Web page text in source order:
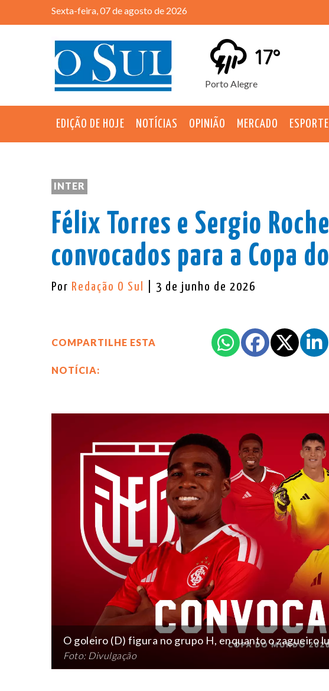
Sexta-feira, 07 de agosto de 2026
Porto Alegre
17°
EDIÇÃO DE HOJE NOTÍCIAS OPINIÃO MERCADO
INTER
Félix Torres e Sergio
convocados para a Copa
Por Redação O Sul | 3 de junho de 2026
COMPARTILHE ESTA
NOTÍCIA:
O goleiro (D) figura no grupo H, enquanto o zagueiro
Foto: Divulgação